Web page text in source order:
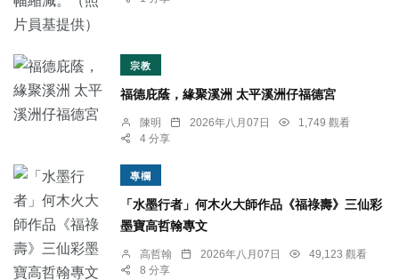
宗教
福德庇蔭，緣聚溪洲 太平溪洲仔福德宮
陳明 2026年八月07日
1,749 觀看
4 分享
專欄
「水墨行者」何木火大師作品《福祿壽》三仙彩
墨寶高哲翰專文
高哲翰 2026年八月07日
49,123 觀看
8 分享